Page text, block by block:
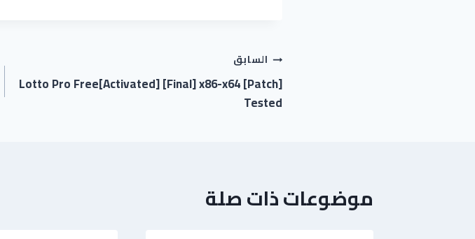
السابق
Lotto Pro Free[Activated] [Final] x86-x64 [Patch]
Tested
موضوعات ذات صلة